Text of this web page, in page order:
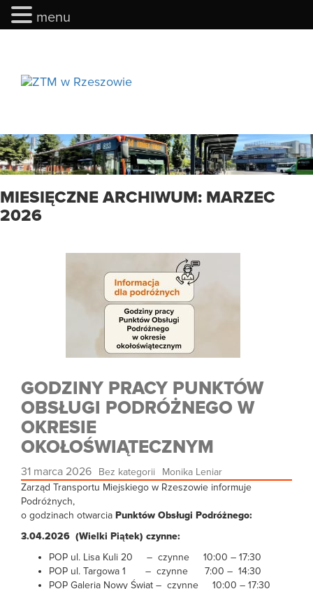
MIESIĘCZNE ARCHIWUM: MARZEC
2026
GODZINY PRACY PUNKTÓW
OBSŁUGI PODRÓŻNEGO W
OKRESIE
OKOŁOŚWIĄTECZNYM
31 marca 2026 Bez kategorii
Monika Leniar
Zarząd Transportu Miejskiego w Rzeszowie informuje
Podróżnych,
o godzinach otwarcia Punktów Obsługi Podróżnego:
3.04.2026 (Wielki Piątek) czynne:
POP ul. Lisa Kuli 20 – czynne 10:00 – 17:30
POP ul. Targowa 1 – czynne 7:00 – 14:30
POP Galeria Nowy Świat – czynne 10:00 – 17:30
menu
menu